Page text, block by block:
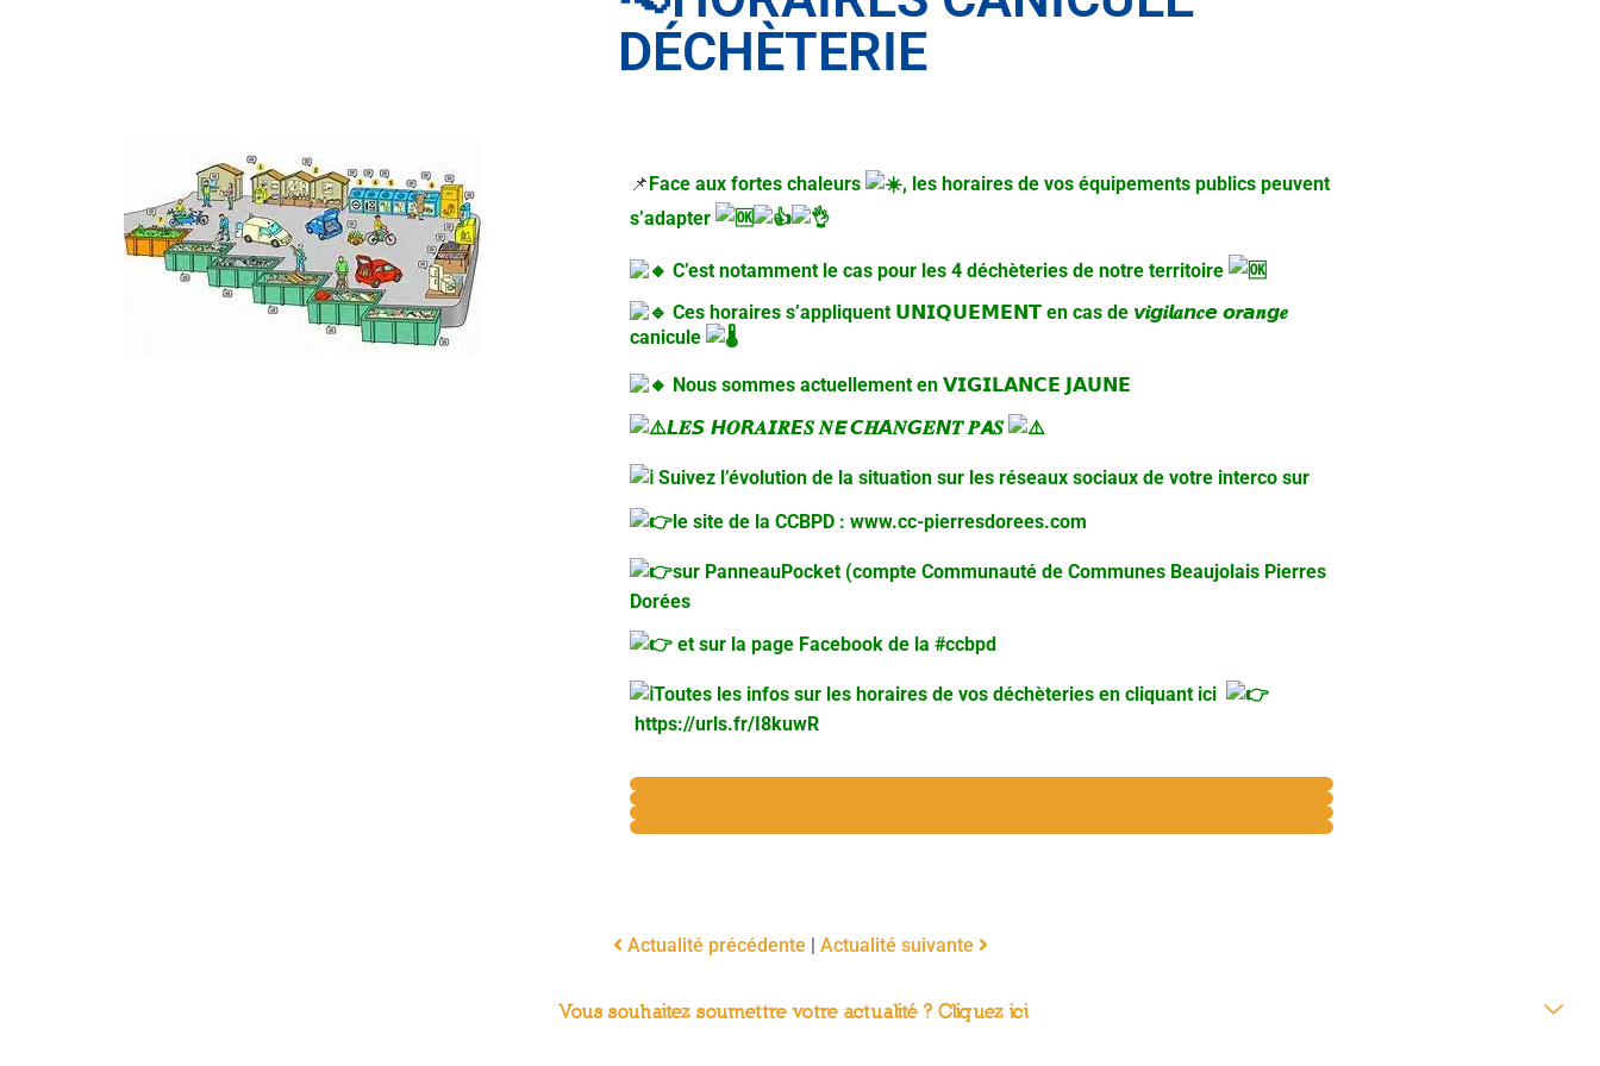
DÉCHÈTERIE
📌Face aux fortes chaleurs
, les horaires de vos équipements publics peuvent
s’adapter
C’est notamment le cas pour les 4 déchèteries de notre territoire
Ces horaires s’appliquent 𝗨𝗡𝗜𝗤𝗨𝗘𝗠𝗘𝗡𝗧 en cas de 𝙫𝒊𝙜𝒊𝙡𝒂𝙣𝒄𝙚 𝙤𝒓𝙖𝒏𝙜𝒆
canicule
Nous sommes actuellement en 𝗩𝗜𝗚𝗜𝗟𝗔𝗡𝗖𝗘 𝗝𝗔𝗨𝗡𝗘
𝙇𝑬𝙎 𝙃𝑶𝙍𝑨𝙄𝑹𝙀𝑺 𝑵𝙀 𝘾𝑯𝘼𝑵𝙂𝑬𝙉𝑻 𝑷𝘼𝑺
Suivez l’évolution de la situation sur les réseaux sociaux de votre interco sur
le site de la CCBPD : www.cc-pierresdorees.com
sur PanneauPocket(compte Communauté de Communes Beaujolais Pierres
Dorées
et sur la page Facebookde la #ccbpd
Toutes les infos sur les horaires de vos déchèteries en cliquant ici
https://urls.fr/I8kuwR
Actualité précédente | Actualité suivante
Vous souhaitez soumettre votre actualité ? Cliquez ici